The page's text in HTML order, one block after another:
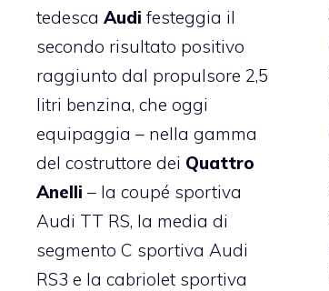
tedesca Audi festeggia il
secondo risultato positivo
raggiunto dal propulsore 2,5
litri benzina, che oggi
equipaggia – nella gamma
del costruttore dei Quattro
Anelli – la coupé sportiva
Audi TT RS, la media di
segmento C sportiva Audi
RS3 e la cabriolet sportiva